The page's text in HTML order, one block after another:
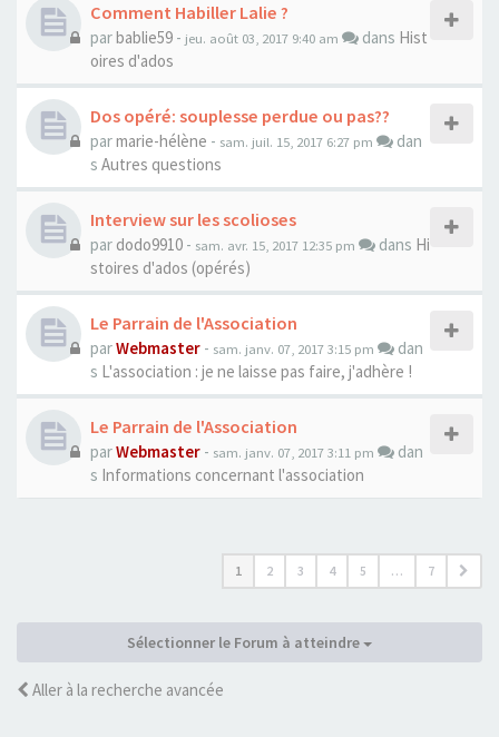
Comment Habiller Lalie ?
parbablie59 - jeu. août 03, 2017 9:40 am dans Hist
oires d'ados
Dos opéré: souplesse perdue ou pas??
parmarie-hélène - sam. juil. 15, 2017 6:27 pm
dan
s Autres questions
Interview sur les scolioses
par dodo9910 - sam. avr. 15, 2017 12:35 pm dans Hi
stoires d'ados (opérés)
Le Parrain de l'Association
parWebmaster - sam. janv. 07, 2017 3:15 pm
dan
s L'association : je ne laisse pas faire, j'adhère !
Le Parrain de l'Association
parWebmaster - sam. janv. 07, 2017 3:11 pm
dan
s Informations concernant l'association
1 2 3 4 5 … 7
Sélectionner le Forum à atteindre
Aller à la recherche avancée